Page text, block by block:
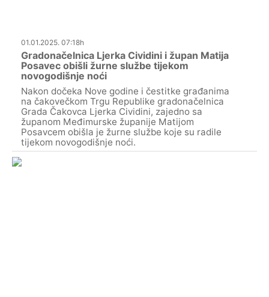
01.01.2025. 07:18h
Gradonačelnica Ljerka Cividini i župan Matija
Posavec obišli žurne službe tijekom
novogodišnje noći
Nakon dočeka Nove godine i čestitke građanima
na čakovečkom Trgu Republike gradonačelnica
Grada Čakovca Ljerka Cividini, zajedno sa
županom Međimurske županije Matijom
Posavcem obišla je žurne službe koje su radile
tijekom novogodišnje noći.